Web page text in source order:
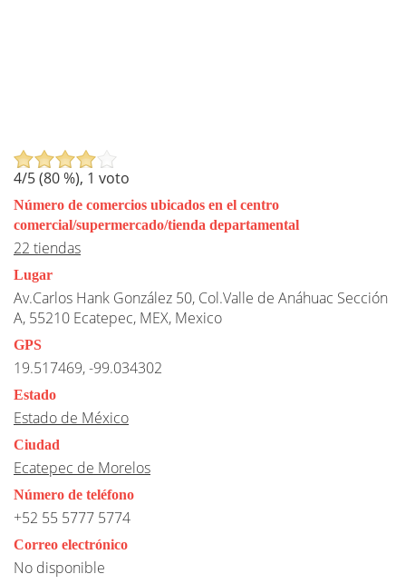
4/5 (80%), 1 voto
Número de comercios ubicados en el centro
comercial/supermercado/tienda departamental
22 tiendas
Lugar
Av.Carlos Hank González 50, Col.Valle de Anáhuac Sección
A, 55210 Ecatepec, MEX, Mexico
GPS
19.517469, -99.034302
Estado
Estado de México
Ciudad
Ecatepec de Morelos
Número de teléfono
+52 55 5777 5774
Correo electrónico
No disponible